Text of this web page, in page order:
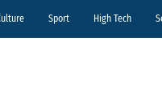
Sport High Tech